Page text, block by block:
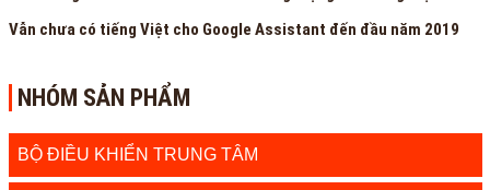
Vẫn chưa có tiếng Việt cho Google Assistant đến đầu năm 2019
NHÓM SẢN PHẨM
BỘ ĐIỀU KHIỂN TRUNG TÂM